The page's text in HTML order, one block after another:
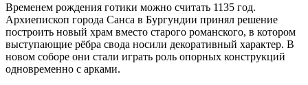
Временем рождения готики можно считать 1135 год.
Архиепископ города Санса в Бургундии принял решение
построить новый храм вместо старого романского, в котором
выступающие рёбра свода носили декоративный характер. В
новом соборе они стали играть роль опорных конструкций
одновременно с арками.